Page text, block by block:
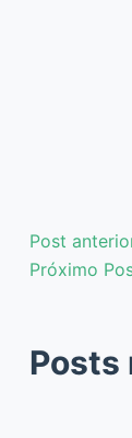
Post
Próximo
Posts